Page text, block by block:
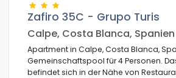
Zafiro 35C - Grupo Turis
Calpe, Costa Blanca, Spanien
Apartment in Calpe, Costa Blanca,
Gemeinschaftspool für 4 Personen.
befindet sich in der Nähe von